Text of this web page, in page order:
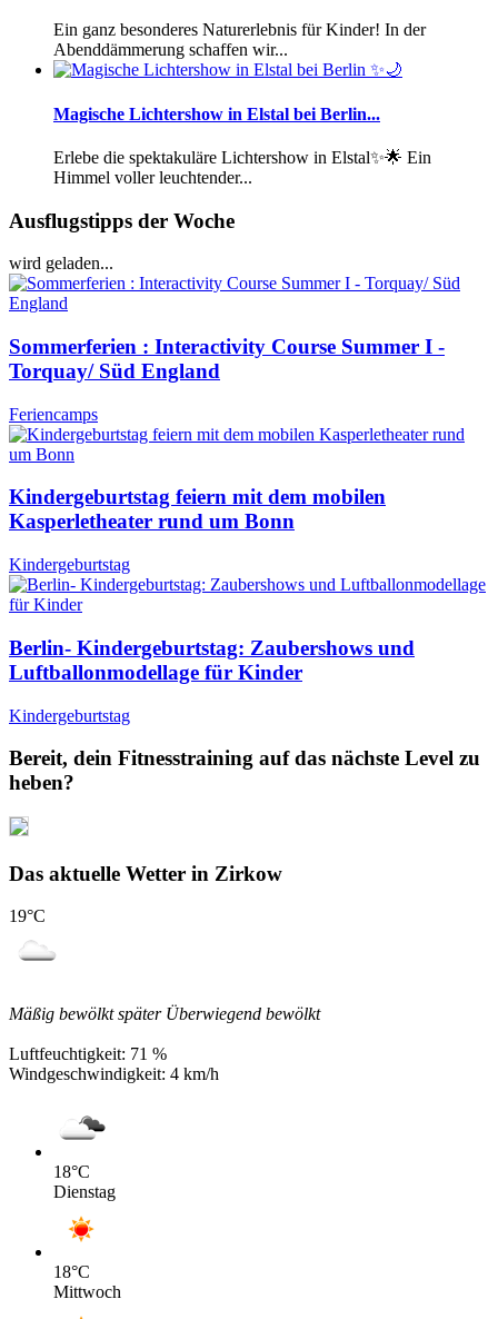
Ein ganz besonderes Naturerlebnis für Kinder! In der
Abenddämmerung schaffen wir...
Magische Lichtershow in Elstal bei Berlin...
Erlebe die spektakuläre Lichtershow in Elstal✨🌟 Ein
Himmel voller leuchtender...
Ausflugstipps der Woche
wird geladen...
Sommerferien : Interactivity Course Summer I -
Torquay/ Süd England
Feriencamps
Kindergeburtstag feiern mit dem mobilen
Kasperletheater rund um Bonn
Kindergeburtstag
Berlin- Kindergeburtstag: Zaubershows und
Luftballonmodellage für Kinder
Kindergeburtstag
Bereit, dein Fitnesstraining auf das nächste Level zu
heben?
Das aktuelle Wetter in Zirkow
19°C
Mäßig bewölkt später Überwiegend bewölkt
Luftfeuchtigkeit: 71 %
Windgeschwindigkeit: 4 km/h
18°C
Dienstag
18°C
Mittwoch